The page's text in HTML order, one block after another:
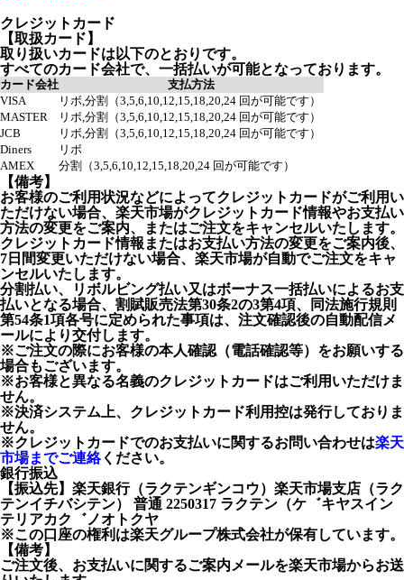
クレジットカード
【取扱カード】
取り扱いカードは以下のとおりです。
すべてのカード会社で、一括払いが可能となっております。
カード会社
支払方法
VISA
リボ,分割（3,5,6,10,12,15,18,20,24 回が可能です）
MASTER
リボ,分割（3,5,6,10,12,15,18,20,24 回が可能です）
JCB
リボ,分割（3,5,6,10,12,15,18,20,24 回が可能です）
Diners
リボ
AMEX
分割（3,5,6,10,12,15,18,20,24 回が可能です）
【備考】
お客様のご利用状況などによってクレジットカードがご利用い
ただけない場合、楽天市場がクレジットカード情報やお支払い
方法の変更をご案内、またはご注文をキャンセルいたします。
クレジットカード情報またはお支払い方法の変更をご案内後、
7日間変更いただけない場合、楽天市場が自動でご注文をキャ
ンセルいたします。
分割払い、リボルビング払い又はボーナス一括払いによるお支
払いとなる場合、割賦販売法第30条2の3第4項、同法施行規則
第54条1項各号に定められた事項は、注文確認後の自動配信メ
ールにより交付します。
※ご注文の際にお客様の本人確認（電話確認等）をお願いする
場合もございます。
※お客様と異なる名義のクレジットカードはご利用いただけま
せん。
※決済システム上、クレジットカード利用控は発行しておりま
せん。
※クレジットカードでのお支払いに関するお問い合わせは楽天
市場までご連絡ください。
銀行振込
【振込先】楽天銀行（ラクテンギンコウ）楽天市場支店（ラク
テンイチバシテン） 普通 2250317 ラクテン（ケ゛キヤスイン
テリアカク゛ノオトクヤ
※この口座の権利は楽天グループ株式会社が保有しています。
【備考】
ご注文後、お支払いに関するご案内メールを楽天市場からお送